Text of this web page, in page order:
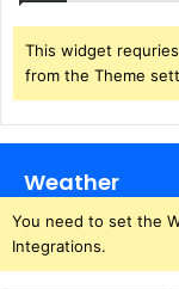
This widget
from the Theme
Weather
You need to set the
Integrations.